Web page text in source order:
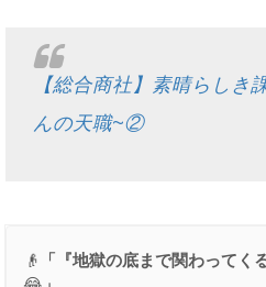
【総合商社】素晴らしき
んの天職~②
👴 「『地獄の底まで関わってく